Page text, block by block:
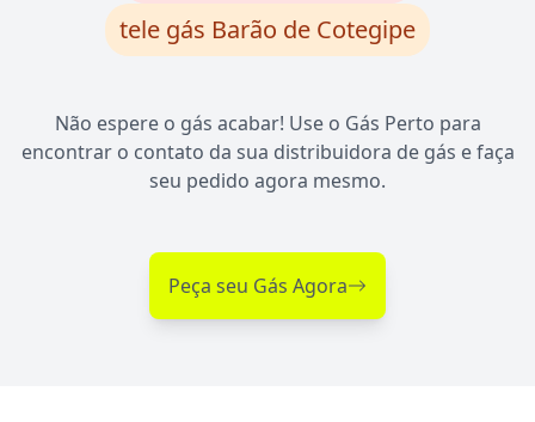
tele gás Barão de Cotegipe
Não espere o gás acabar! Use o Gás Perto para
encontrar o contato da sua distribuidora de gás e faça
seu pedido agora mesmo.
Peça seu Gás Agora